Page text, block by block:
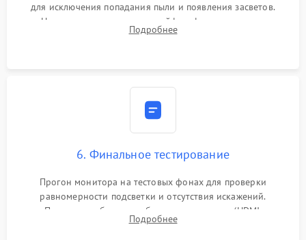
для исключения попадания пыли и появления засветов.
Надежное подключение шлейфов, фиксация плат и
аккуратное защелкивание пластикового корпуса монитора.
Подробнее
6. Финальное тестирование
Прогон монитора на тестовых фонах для проверки
равномерности подсветки и отсутствия искажений.
Проверка работоспособности всех портов (HDMI,
DisplayPort, VGA) и кнопок управления под нагрузкой в
Подробнее